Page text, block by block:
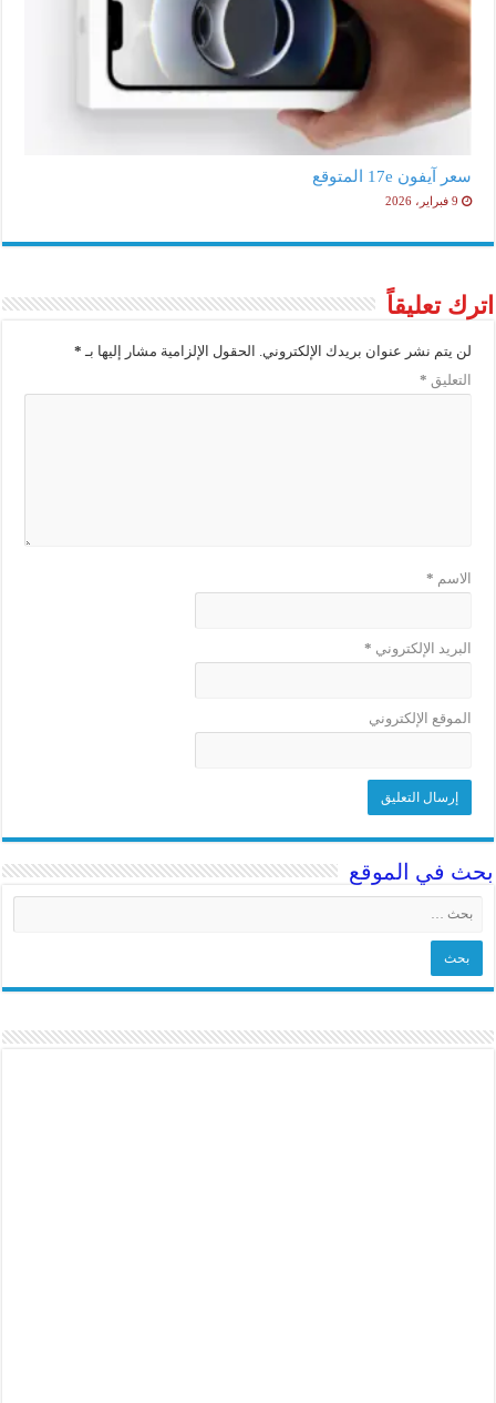
سعر آيفون 17e المتوقع
9 فبراير، 2026
اترك تعليقاً
لن يتم نشر عنوان بريدك الإلكتروني. الحقول الإلزامية مشار إليها بـ *
التعليق *
الاسم *
البريد الإلكتروني *
الموقع الإلكتروني
بحث في الموقع